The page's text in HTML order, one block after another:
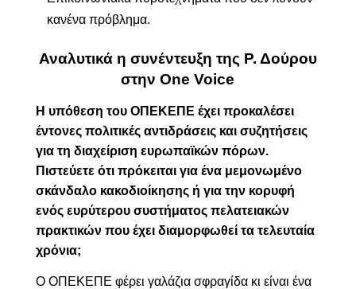
κανένα πρόβλημα.
Αναλυτικά η συνέντευξη της Ρ. Δούρου
στηνOne Voice
Η υπόθεση του ΟΠΕΚΕΠΕ έχει προκαλέσει
έντονες πολιτικές αντιδράσεις και συζητήσεις
για τη διαχείριση ευρωπαϊκών πόρων.
Πιστεύετε ότι πρόκειται για ένα μεμονωμένο
σκάνδαλο κακοδιοίκησης ή για την κορυφή
ενός ευρύτερου συστήματος πελατειακών
πρακτικών που έχει διαμορφωθεί τα τελευταία
χρόνια;
Ο ΟΠΕΚΕΠΕ φέρει γαλάζια σφραγίδα κι είναι ένα